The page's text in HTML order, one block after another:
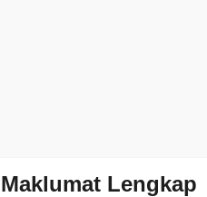
Maklumat Lengkap